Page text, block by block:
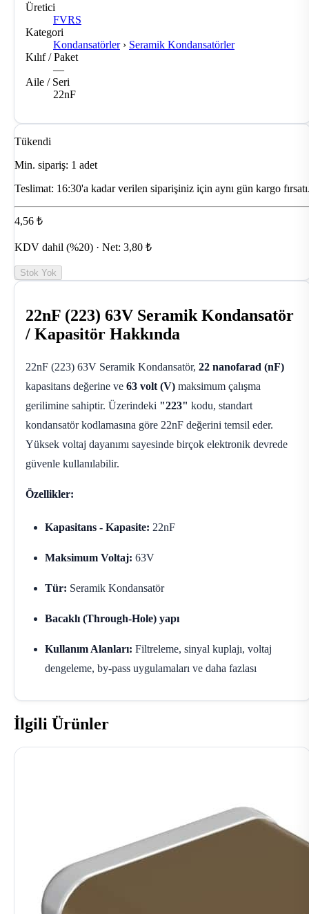
Üretici
FVRS
Kategori
Kondansatörler › Seramik Kondansatörler
Kılıf / Paket
—
Aile / Seri
22nF
Tükendi
Min. sipariş: 1 adet
Teslimat: 16:30'a kadar verilen siparişiniz için aynı gün kargo
4,56 ₺
KDV dahil (%20) · Net: 3,80 ₺
Stok Yok
22nF (223) 63V Seramik Kondansatör
/ Kapasitör Hakkında
22nF (223) 63V Seramik Kondansatör, 22 nanofarad (nF)
kapasitans değerine ve 63 volt (V) maksimum çalışma
gerilimine sahiptir. Üzerindeki "223" kodu, standart
kondansatör kodlamasına göre 22nF değerini temsil eder.
Yüksek voltaj dayanımı sayesinde birçok elektronik devrede
güvenle kullanılabilir.
Özellikler:
Kapasitans - Kapasite: 22nF
Maksimum Voltaj: 63V
Tür: Seramik Kondansatör
Bacaklı (Through-Hole) yapı
Kullanım Alanları: Filtreleme, sinyal kuplajı, voltaj
dengeleme, by-pass uygulamaları ve daha fazlası
İlgili Ürünler